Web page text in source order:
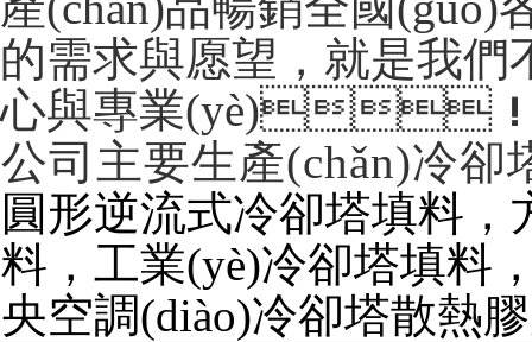
的需求與愿望，就是我
心與專業(yè)
公司主要生產(chǎn)冷卻
圓形逆流式冷卻塔填料
料，工業(yè)冷卻塔填料
央空調(diào)冷卻塔散熱膠